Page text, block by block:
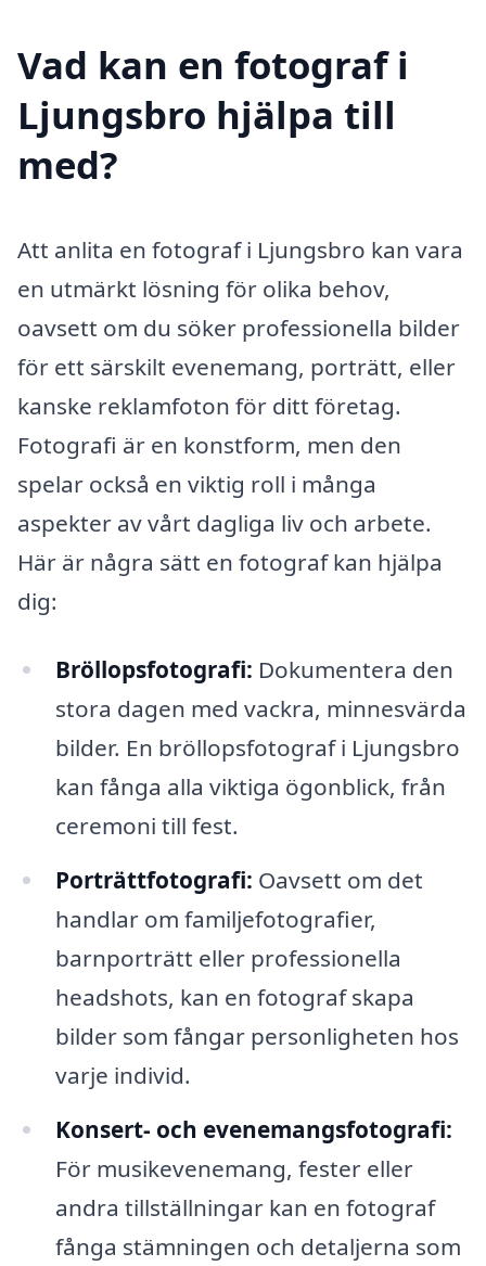
Vad kan en fotograf i
Ljungsbro hjälpa till
med?
Att anlita en fotograf i Ljungsbro kan vara
en utmärkt lösning för olika behov,
oavsett om du söker professionella bilder
för ett särskilt evenemang, porträtt, eller
kanske reklamfoton för ditt företag.
Fotografi är en konstform, men den
spelar också en viktig roll i många
aspekter av vårt dagliga liv och arbete.
Här är några sätt en fotograf kan hjälpa
dig:
Bröllopsfotografi: Dokumentera den
stora dagen med vackra, minnesvärda
bilder. En bröllopsfotograf i Ljungsbro
kan fånga alla viktiga ögonblick, från
ceremoni till fest.
Porträttfotografi: Oavsett om det
handlar om familjefotografier,
barnporträtt eller professionella
headshots, kan en fotograf skapa
bilder som fångar personligheten hos
varje individ.
Konsert- och evenemangsfotografi:
För musikevenemang, fester eller
andra tillställningar kan en fotograf
fånga stämningen och detaljerna som